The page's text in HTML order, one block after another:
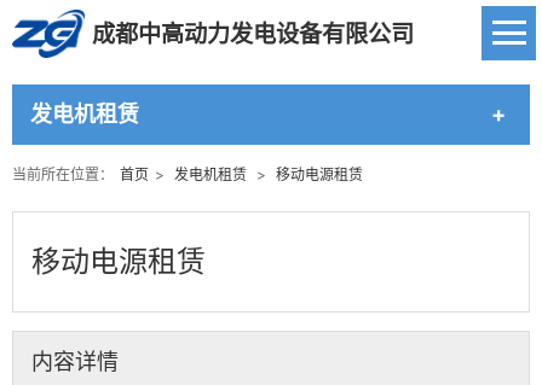
成都中高动力发电设备有限公司
发电机租赁
当前所在位置： 首页 > 发电机租赁 > 移动电源租赁
移动电源租赁
内容详情